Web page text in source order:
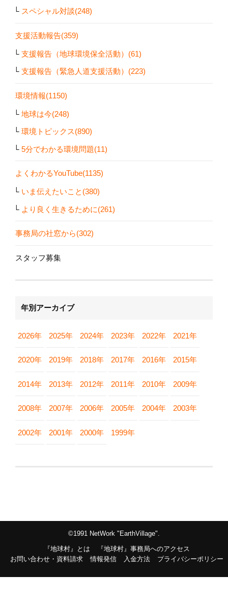
スペシャル対談(248)
支援活動報告(359)
支援報告（地球環境保全活動）(61)
支援報告（緊急人道支援活動）(223)
環境情報(1150)
地球は今(248)
環境トピックス(890)
5分でわかる環境問題(11)
よくわかるYouTube(1135)
いま伝えたいこと(380)
より良く生きるために(261)
事務局の社窓から(302)
スタッフ募集
年別アーカイブ
2026年 2025年 2024年 2023年 2022年 2021年
2020年 2019年 2018年 2017年 2016年 2015年
2014年 2013年 2012年 2011年 2010年 2009年
2008年 2007年 2006年 2005年 2004年 2003年
2002年 2001年 2000年 1999年
©1991 NetWork "EarthVillage".
『地球村』とは
『地球村』事務局へのアクセス
お問い合わせ・資料請求
情報発信 入金方法 プライバシーポリシー